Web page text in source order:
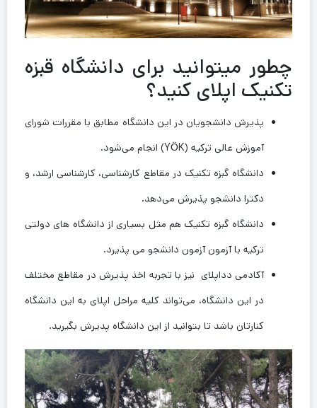
چطور میتوانید برای دانشگاه قبزه
تکنیک اپلای کنید؟
پذیرش دانشجویان در این دانشگاه مطابق با مقررات شورای
آموزش عالی ترکیه (YÖK) انجام می‌شود.
دانشگاه گبزه تکنیک در مقاطع کارشناسی، کارشناسی ارشد، و
دکترا دانشجو پذیرش می‌دهد.
دانشگاه گبزه تکنیک هم مثل بسیاری از دانشگاه های دولتی
ترکیه با آزمون آزمون دانشجو می پذیرد.
آکادمی دداپلای نیز با تجربه اخذ پذیرش در مقاطع مختلف
در این دانشگاه، می‌تواند کلیه مراحل اپلای به این دانشگاه
کنارتان باشد تا بتوانید از این دانشگاه پدیرش بگیرید.